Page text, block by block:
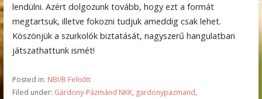
lendülni. Azért dolgozunk tovább, hogy ezt a formát
megtartsuk, illetve fokozni tudjuk ameddig csak lehet.
Köszönjük a szurkolók biztatását, nagyszerű hangulatban
játszathattunk ismét!
Posted in: NBI/B Felnőtt
Filed under: Gárdony-Pázmánd NKK, gardonypazmand,